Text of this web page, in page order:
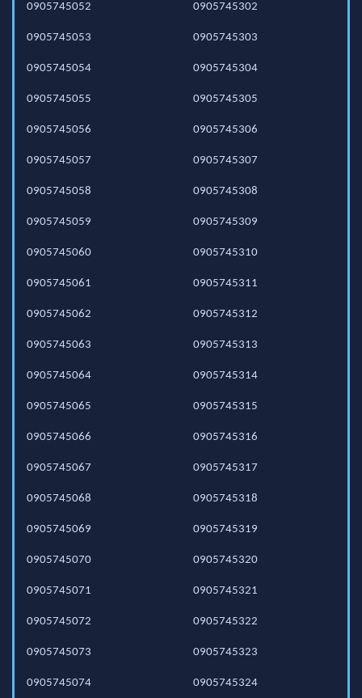
0905745052
0905745053
0905745054
0905745055
0905745056
0905745057
0905745058
0905745059
0905745060
0905745061
0905745062
0905745063
0905745064
0905745065
0905745066
0905745067
0905745068
0905745069
0905745070
0905745071
0905745072
0905745073
0905745074
0905745302
0905745303
0905745304
0905745305
0905745306
0905745307
0905745308
0905745309
0905745310
0905745311
0905745312
0905745313
0905745314
0905745315
0905745316
0905745317
0905745318
0905745319
0905745320
0905745321
0905745322
0905745323
0905745324